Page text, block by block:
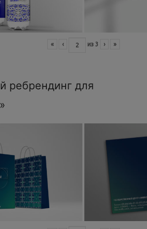
« ‹ из 3 › »
ребрендинг для